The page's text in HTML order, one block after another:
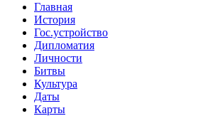
Главная
История
Гос.устройство
Дипломатия
Личности
Битвы
Культура
Даты
Карты